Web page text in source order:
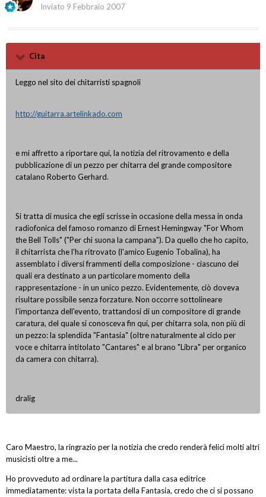
Inviato 9 Febbraio 2007
Cita
Leggo nel sito dei chitarristi spagnoli
http://guitarra.artelinkado.com
e mi affretto a riportare qui, la notizia del ritrovamento e della
pubblicazione di un pezzo per chitarra del grande compositore
catalano Roberto Gerhard.
Si tratta di musica che egli scrisse in occasione della messa in onda
radiofonica del famoso romanzo di Ernest Hemingway "For Whom
the Bell Tolls" ("Per chi suona la campana"). Da quello che ho capito,
il chitarrista che l'ha ritrovato (l'amico Eugenio Tobalina), ha
assemblato i diversi frammenti della composizione - ciascuno dei
quali era destinato a un particolare momento della
rappresentazione - in un unico pezzo. Evidentemente, ciò doveva
risultare possibile senza forzature. Non occorre sottolineare
l'importanza dell'evento, trattandosi di un compositore di grande
caratura, del quale si conosceva fin qui, per chitarra sola, non più di
un pezzo: la splendida "Fantasia" (oltre naturalmente al ciclo per
voce e chitarra intitolato "Cantares" e al brano "Libra" per organico
da camera con chitarra).
dralig
Caro Maestro, la ringrazio per la notizia che credo renderà felici molti altri
musicisti oltre a me...
Ho provveduto ad ordinare la partitura dalla casa editrice
immediatamente: vista la portata della Fantasia, credo che ci si possano